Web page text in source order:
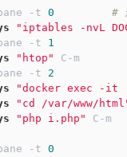
-t 0
#
"iptables -nvL
-t 1
"htop"
C-m
-t 2
"docker exec -it
"cd /var/www/
"php i.php" C-m
-t 0